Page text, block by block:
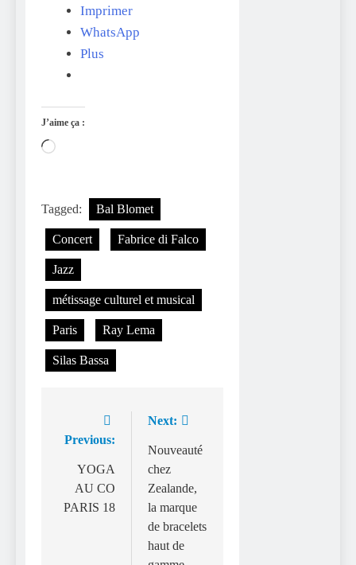
Imprimer
WhatsApp
Plus
J’aime ça :
Chargement…
Tagged: Bal Blomet
Concert Fabrice di Falco
Jazz
métissage culturel et musical
Paris Ray Lema
Silas Bassa
Navigation
l’article
Previous:
YOGA
AU CO
PARIS 18
Next:
Nouveauté
chez
Zealande,
la marque
de bracelets
haut de